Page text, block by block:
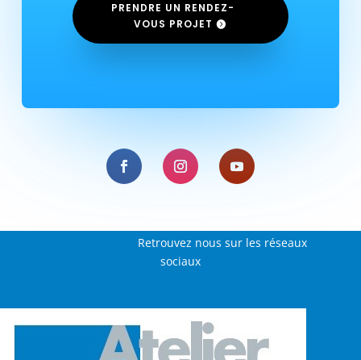
PRENDRE UN RENDEZ-
VOUS PROJET
Retrouvez nous sur les réseaux
sociaux